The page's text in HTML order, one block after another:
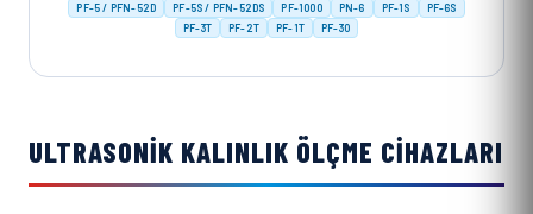
PF-5 / PFN-52D PF-5S / PFN-52DS PF-1000 PN-6 PF-1S
PF-6S
PF-3T
PF-2T PF-1T PF-30
ULTRASONIK KALINLIK ÖLÇME CIHAZLARI